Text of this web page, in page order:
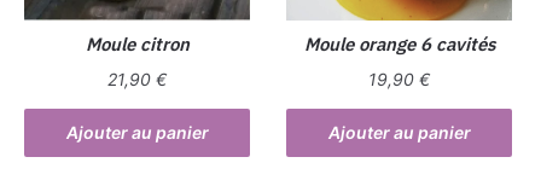
Moule citron
21,90€
Ajouter au panier
Moule orange 6 cavités
19,90€
Ajouter au panier